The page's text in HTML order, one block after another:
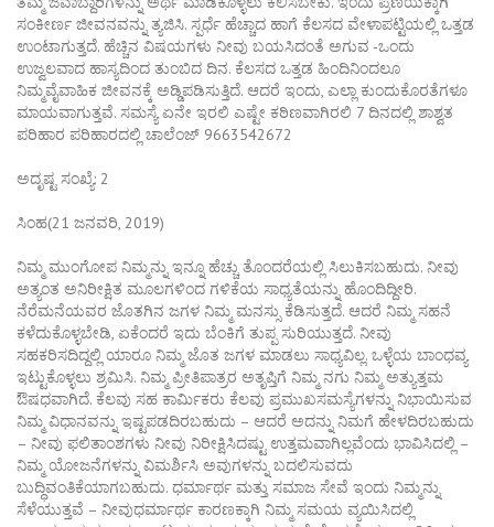
ಸಂಕೀರ್ಣ ಜೀವನವನ್ನು ತ್ಯಜಿಸಿ. ಸ್ಪರ್ಧೆ ಹೆಚ್ಚಾದ ಹಾಗೆ ಕೆಲಸದ ವೇಳಾಪಟ್ಟಿಯಲ್ಲಿ ಒತ್ತಡ
ಉಂಟಾಗುತ್ತದೆ. ಹೆಚ್ಚಿನ ವಿಷಯಗಳು ನೀವು ಬಯಸಿದಂತೆ ಅಗುವ -ಒಂದು
ಉಜ್ವಲವಾದ ಹಾಸ್ಯದಿಂದ ತುಂಬಿದ ದಿನ. ಕೆಲಸದ ಒತ್ತಡ ಹಿಂದಿನಿಂದಲೂ
ನಿಮ್ಮವೈವಾಹಿಕ ಜೀವನಕ್ಕೆ ಅಡ್ಡಿಪಡಿಸುತ್ತಿದೆ. ಆದರೆ ಇಂದು, ಎಲ್ಲಾ ಕುಂದುಕೊರತೆಗಳೂ
ಮಾಯವಾಗುತ್ತವೆ. ಸಮಸ್ಯೆ ಏನೇ ಇರಲಿ ಎಷ್ಟೇ ಕಠಿಣವಾಗಿರಲಿ 7 ದಿನದಲ್ಲಿ ಶಾಶ್ವತ
ಪರಿಹಾರ ಪರಿಹಾರದಲ್ಲಿ ಚಾಲೆಂಜ್ 9663542672
ಅದೃಷ್ಟ ಸಂಖ್ಯೆ: 2
ಸಿಂಹ(21 ಜನವರಿ, 2019)
ನಿಮ್ಮ ಮುಂಗೋಪ ನಿಮ್ಮನ್ನು ಇನ್ನೂ ಹೆಚ್ಚು ತೊಂದರೆಯಲ್ಲಿ ಸಿಲುಕಿಸಬಹುದು. ನೀವು
ಅತ್ಯಂತ ಅನಿರೀಕ್ಷಿತ ಮೂಲಗಳಿಂದ ಗಳಿಕೆಯ ಸಾಧ್ಯತೆಯನ್ನು ಹೊಂದಿದ್ದೀರಿ.
ನೆರೆಮನೆಯವರ ಜೊತಗಿನ ಜಗಳ ನಿಮ್ಮ ಮನಸ್ಸು ಕೆಡಿಸುತ್ತದೆ. ಆದರೆ ನಿಮ್ಮ ಸಹನೆ
ಕಳೆದುಕೊಳ್ಳಬೇಡಿ, ಏಕೆಂದರೆ ಇದು ಬೆಂಕಿಗೆ ತುಪ್ಪ ಸುರಿಯುತ್ತದೆ. ನೀವು
ಸಹಕರಿಸದಿದ್ದಲ್ಲಿ ಯಾರೂ ನಿಮ್ಮ ಜೊತ ಜಗಳ ಮಾಡಲು ಸಾಧ್ಯವಿಲ್ಲ. ಒಳ್ಳೆಯ ಬಾಂಧವ್ಯ
ಇಟ್ಟುಕೊಳ್ಳಲು ಶ್ರಮಿಸಿ. ನಿಮ್ಮ ಪ್ರೀತಿಪಾತ್ರರ ಅತೃಪ್ತಿಗೆ ನಿಮ್ಮ ನಗು ನಿಮ್ಮ ಅತ್ಯುತ್ತಮ
ಔಷಧವಾಗಿದೆ. ಕೆಲವು ಸಹ ಕಾರ್ಮಿಕರು ಕೆಲವು ಪ್ರಮುಖಸಮಸ್ಯೆಗಳನ್ನು ನಿಭಾಯಿಸುವ
ನಿಮ್ಮ ವಿಧಾನವನ್ನು ಇಷ್ಟಪಡದಿರಬಹುದು – ಆದರೆ ಅದನ್ನು ನಿಮಗೆ ಹೇಳದಿರಬಹುದು
– ನೀವು ಫಲಿತಾಂಶಗಳು ನೀವು ನಿರೀಕ್ಷಿಸಿದಷ್ಟು ಉತ್ತಮವಾಗಿಲ್ಲವೆಂದು ಭಾವಿಸಿದಲ್ಲಿ –
ನಿಮ್ಮ ಯೋಜನೆಗಳನ್ನು ವಿಮರ್ಶಿಸಿ ಅವುಗಳನ್ನು ಬದಲಿಸುವದು
ಬುದ್ಧಿವಂತಿಕೆಯಾಗಬಹುದು. ಧರ್ಮಾರ್ಥ ಮತ್ತು ಸಮಾಜ ಸೇವೆ ಇಂದು ನಿಮ್ಮನ್ನು
ಸೆಳೆಯುತ್ತವೆ – ನೀವುಧರ್ಮಾರ್ಥ ಕಾರಣಕ್ಕಾಗಿ ನಿಮ್ಮ ಸಮಯ ವ್ಯಯಿಸಿದಲ್ಲಿ